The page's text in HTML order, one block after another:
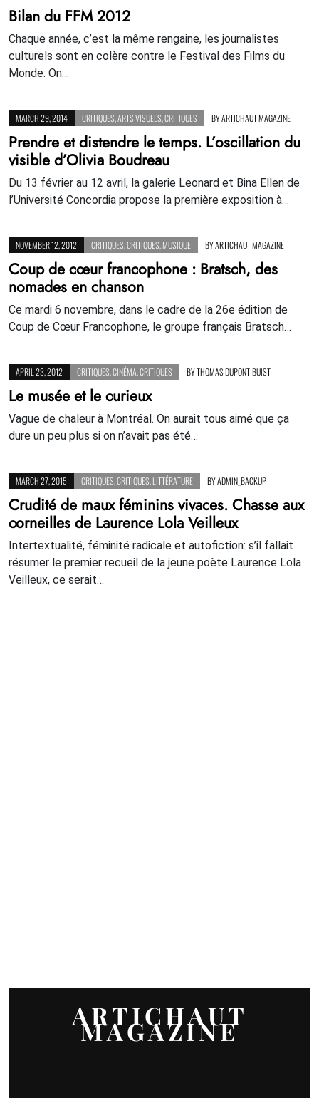
Bilan du FFM 2012
Chaque année, c’est la même rengaine, les journalistes
culturels sont en colère contre le Festival des Films du
Monde. On…
MARCH 29, 2014 CRITIQUES,ARTS VISUELS,CRITIQUES BYARTICHAUT MAGAZINE
Prendre et distendre le temps. L’oscillation du
visible d’Olivia Boudreau
Du 13 février au 12 avril, la galerie Leonard et Bina Ellen de
l’Université Concordia propose la première exposition à…
NOVEMBER 12, 2012 CRITIQUES,CRITIQUES,MUSIQUE BYARTICHAUT MAGAZINE
Coup de cœur francophone : Bratsch, des
nomades en chanson
Ce mardi 6 novembre, dans le cadre de la 26e édition de
Coup de Cœur Francophone, le groupe français Bratsch…
APRIL 23, 2012 CRITIQUES,CINÉMA,CRITIQUES BYTHOMAS DUPONT-BUIST
Le musée et le curieux
Vague de chaleur à Montréal. On aurait tous aimé que ça
dure un peu plus si on n’avait pas été…
MARCH 27, 2015 CRITIQUES,CRITIQUES,LITTÉRATURE BYADMIN_BACKUP
Crudité de maux féminins vivaces. Chasse aux
corneilles de Laurence Lola Veilleux
Intertextualité, féminité radicale et autofiction: s’il fallait
résumer le premier recueil de la jeune poète Laurence Lola
Veilleux, ce serait…
ARTICHAUT
MAGAZINE